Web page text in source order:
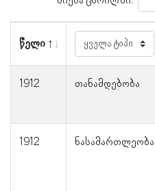
წელი
1912 თანამდებობა
1912 ნასამართლეობა